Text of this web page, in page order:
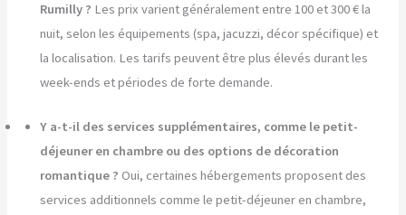
Rumilly ? Les prix varient généralement entre 100 et 300 € la
nuit, selon les équipements (spa, jacuzzi, décor spécifique) et
la localisation. Les tarifs peuvent être plus élevés durant les
week-ends et périodes de forte demande.
Y a-t-il des services supplémentaires, comme le petit-
déjeuner en chambre ou des options de décoration
romantique ? Oui, certaines hébergements proposent des
services additionnels comme le petit-déjeuner en chambre,